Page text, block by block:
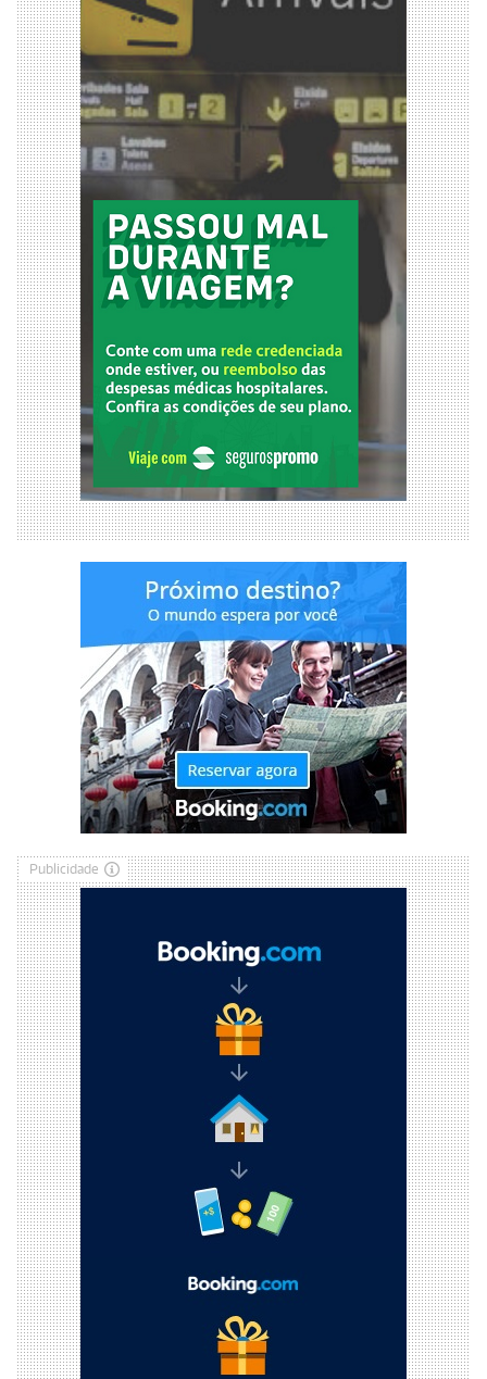
Publicidade